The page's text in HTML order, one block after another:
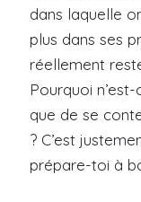
dans laquelle
plus dans ses
réellement
Pourquoi
que de se
? C’est
prépare-toi à